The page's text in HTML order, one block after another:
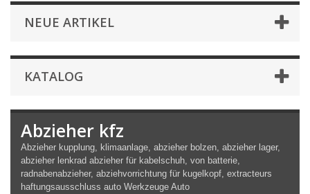
NEUE ARTIKEL
KATALOG
Abzieher kfz
Abzieher kupplung, klimaanlage, abzieher bolzen, abzieher lager,
abzieher lenkrad abzieher für kabelschuh, von batterie,
radnabenabzieher, abziehvorrichtung für kugelkopf, extracteurs
haftungsausschluss auto Werkzeuge Auto